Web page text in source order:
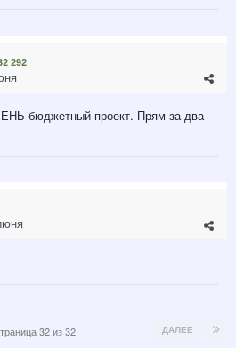
292
бюджетный проект. Прям за два
ДАЛЕЕ
32 из 32